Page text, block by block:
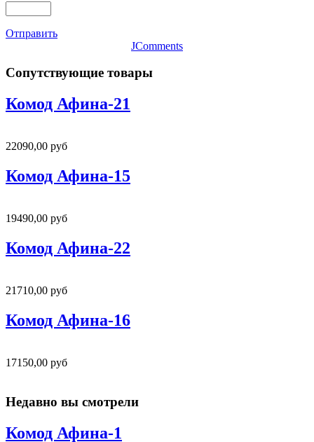
Отправить
JComments
Сопутствующие товары
Комод Афина-21
22090,00 руб
Комод Афина-15
19490,00 руб
Комод Афина-22
21710,00 руб
Комод Афина-16
17150,00 руб
Недавно вы смотрели
Комод Афина-1